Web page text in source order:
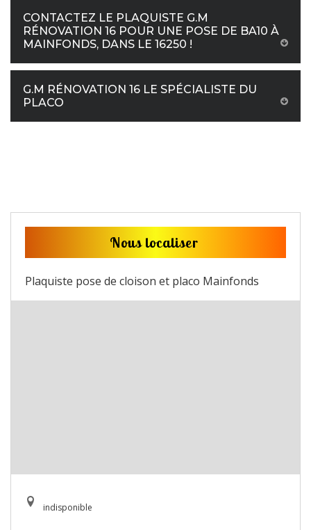
CONTACTEZ LE PLAQUISTE G.M
RÉNOVATION 16 POUR UNE POSE DE BA10 À
MAINFONDS, DANS LE 16250 !
G.M RÉNOVATION 16 LE SPÉCIALISTE DU
PLACO
Nous localiser
Plaquiste pose de cloison et placo Mainfonds
indisponible